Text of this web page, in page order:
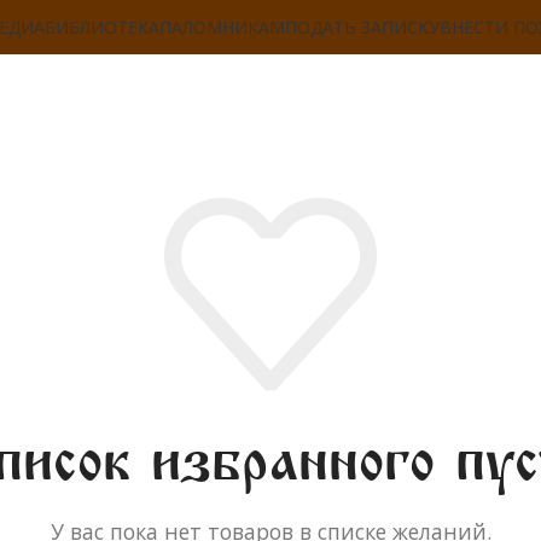
БИБЛИОТЕКАПАЛОМНИКАМПОДАТЬ ЗАПИСКУВНЕСТИ
избранного
У вас пока нет товаров в списке желаний.